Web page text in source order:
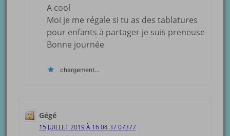
A cool
Moi je me régale si tu as des tablatures
pour enfants à partager je suis preneuse
Bonne journée
chargement…
Gégé
15 JUILLET 2019 À 16 04 37 07377